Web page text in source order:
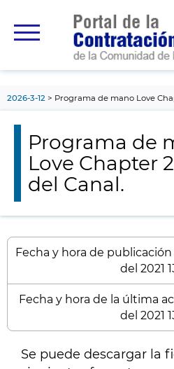
principal
2026-3-12 Programa de mano Love
Programa de
Love Chapter
del Canal.
Fecha y hora de publicación
del 2021
Fecha y hora de la última
del 2021
Se puede descargar la